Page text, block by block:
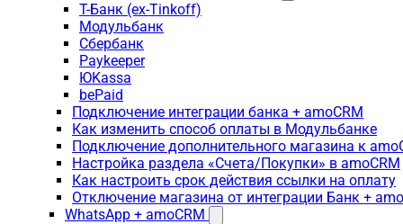
Т-Банк (ex-Tinkoff)
Модульбанк
Сбербанк
Paykeeper
ЮKassa
bePaid
Подключение интеграции банка + amoCRM
Как изменить способ оплаты в Модульбанке
Подключение дополнительного магазина к
Настройка раздела «Счета/Покупки» в amoCRM
Как настроить срок действия ссылки на оплату
Отключение магазина от интеграции Банк +
WhatsApp + amoCRM